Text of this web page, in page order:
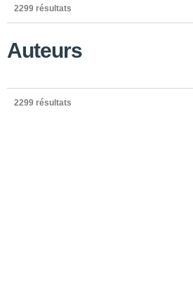
2299 résultats
Auteurs
2299 résultats